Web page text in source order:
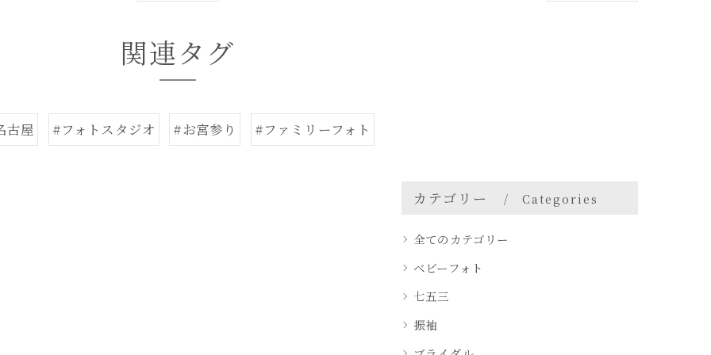
関連タグ
古屋 #フォトスタジオ #お宮参り #ファミリーフォト
カテゴリー Categories
全てのカテゴリー
ベビーフォト
七五三
振袖